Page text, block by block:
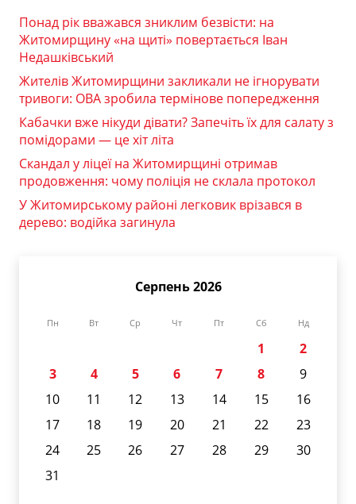
Понад рік вважався зниклим безвісти: на
Житомирщину «на щиті» повертається Іван
Недашківський
Жителів Житомирщини закликали не ігнорувати
тривоги: ОВА зробила термінове попередження
Кабачки вже нікуди дівати? Запечіть їх для салату з
помідорами — це хіт літа
Скандал у ліцеї на Житомирщині отримав
продовження: чому поліція не склала протокол
У Житомирському районі легковик врізався в
дерево: водійка загинула
Серпень 2026
Пн Вт Ср Чт Пт Сб Нд
1
2
3
4 5 6 7 8
9
10
11 12 13 14 15
16
17
18 19 20 21 22
23
24
25 26 27 28 29
30
31